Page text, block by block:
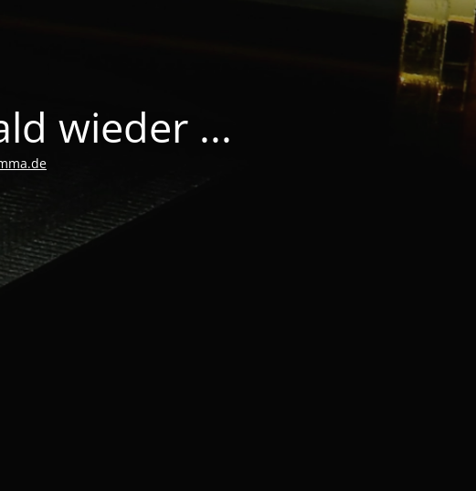
wieder ...